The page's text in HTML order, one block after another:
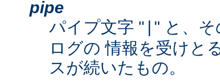
pipe
パイプ文字 " " と、
ログの 情報を受けと
スが続いたもの。